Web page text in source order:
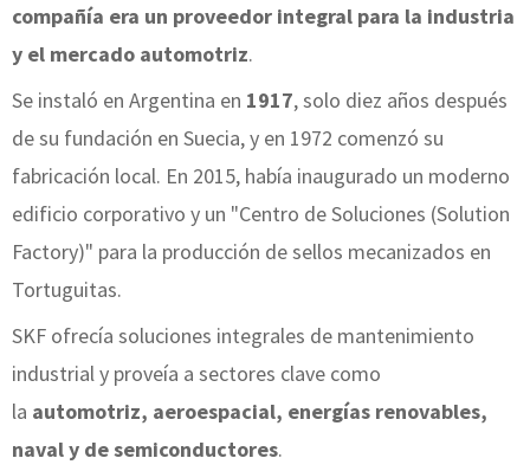
compañía era un proveedor integral para la industria
y el mercado automotriz.
Se instaló en Argentina en 1917, solo diez años después
de su fundación en Suecia, y en 1972 comenzó su
fabricación local. En 2015, había inaugurado un moderno
edificio corporativo y un "Centro de Soluciones (Solution
Factory)" para la producción de sellos mecanizados en
Tortuguitas.
SKF ofrecía soluciones integrales de mantenimiento
industrial y proveía a sectores clave como
la automotriz, aeroespacial, energías renovables,
naval y de semiconductores.